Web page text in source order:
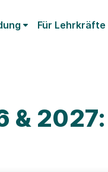
Für Lehrkräfte
&